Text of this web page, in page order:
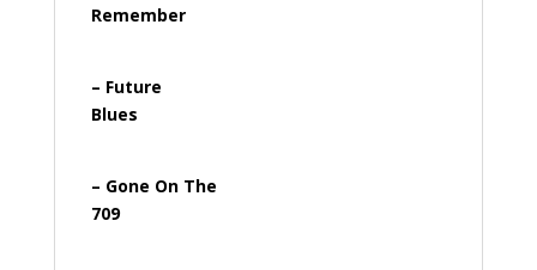
Remember
– Future
Blues
– Gone On The
709